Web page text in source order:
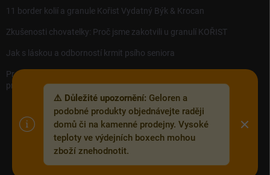
⚠️ Důležité upozornění: Geloren a
podobné produkty objednávejte raději
domů či na kamenné prodejny. Vysoké
teploty ve výdejních boxech mohou
zboží znehodnotit.
11 border kolií a granule Kořist Vydatný Býk & Krocan
Zkušenosti chovatelky: Proč jsme zakotvili u granulí KOŘIST
Jak s láskou a odborností krmit psího seniora
Precision MICROBES – Koktejl tělu prospěšných živých bakterií,
probiotik a postbiotik.
Copyright 2026 Zoofix.cz. Všechna práva vyhrazena.
cookies